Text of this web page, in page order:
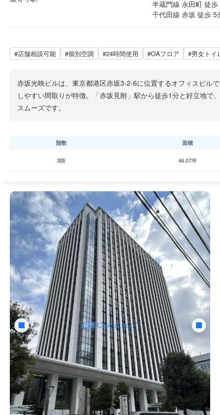
半蔵門線 永田町 徒歩
千代田線 赤坂 徒歩 5
#店舗相談可能 #個別空調 #24時間使用 #OAフロア #男女トイ
赤坂光映ビルは、東京都港区赤坂3-2-6に位置するオフィスビル
しやすい間取りが特徴。「赤坂見附」駅から徒歩1分と好立地
スムーズです。
階数 面積
3階 46.07坪